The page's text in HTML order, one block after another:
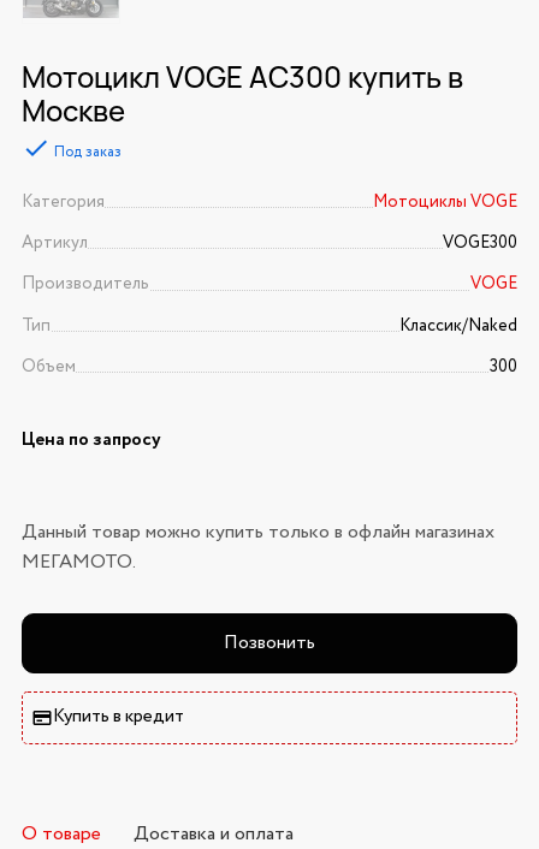
Мотоцикл VOGE AC300 купить в
Москве
Под заказ
Категория
Мотоциклы VOGE
Артикул
VOGE300
Производитель
VOGE
Тип
Классик/Naked
Объем
300
Цена по запросу
Данный товар можно купить только в офлайн магазинах
МЕГАМОТО.
Позвонить
Купить в кредит
О товаре Доставка и оплата